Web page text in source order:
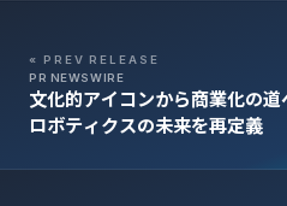
« PREV RELEASE
PR NEWSWIRE
文化的アイコンから商業化の
ロボティクスの未来を再定義